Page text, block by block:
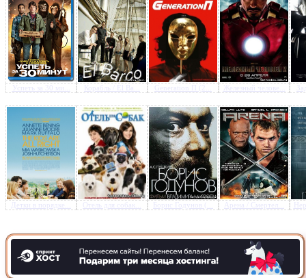
Предлагаем скачать
Blood and Soul (2011) PC»
Успеть за 30 ми... Generation П (2... Железный челове...
Детки в порядке... Отель для собак... Борис Годунов (... Арена / Смертел...